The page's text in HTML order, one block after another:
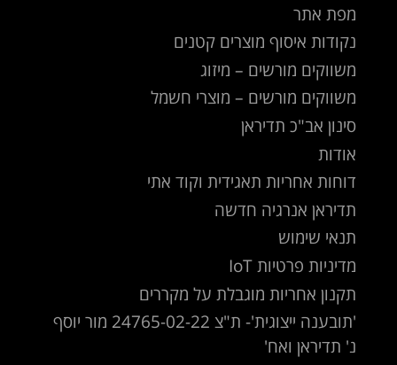
מפת אתר
נקודות איסוף מוצרים קטנים
משווקים מורשים – מיזוג
משווקים מורשים – מוצרי חשמל
סינון אב"כ תדיראן
אודות
דוחות אחריות תאגידית וקוד אתי
תדיראן אנרגיה חדשה
תנאי שימוש
מדיניות פרטיות IoT
תקנון אחריות מוגבלת על מקררים
'תובענה ייצוגית'- ת"צ 24765-02-22 מור יוסף
נ' תדיראן ואח'